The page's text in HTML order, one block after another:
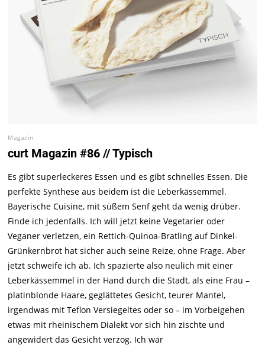
Magazin
curt Magazin #86 // Typisch
Es gibt superleckeres Essen und es gibt schnelles Essen. Die
perfekte Synthese aus beidem ist die Leberkässemmel.
Bayerische Cuisine, mit süßem Senf geht da wenig drüber.
Finde ich jedenfalls. Ich will jetzt keine Vegetarier oder
Veganer verletzen, ein Rettich-Quinoa-Bratling auf Dinkel-
Grünkernbrot hat sicher auch seine Reize, ohne Frage. Aber
jetzt schweife ich ab. Ich spazierte also neulich mit einer
Leberkässemmel in der Hand durch die Stadt, als eine Frau –
platinblonde Haare, geglättetes Gesicht, teurer Mantel,
irgendwas mit Teflon Versiegeltes oder so – im Vorbeigehen
etwas mit rheinischem Dialekt vor sich hin zischte und
angewidert das Gesicht verzog. Ich war